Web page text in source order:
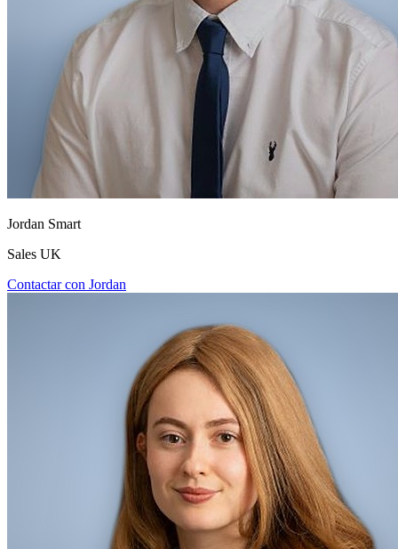
Jordan Smart
Sales UK
Contactar con Jordan